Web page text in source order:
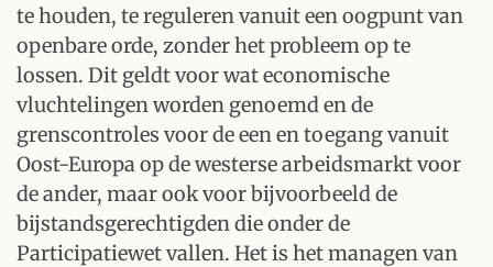
te houden, te reguleren vanuit een oogpunt van
openbare orde, zonder het probleem op te
lossen. Dit geldt voor wat economische
vluchtelingen worden genoemd en de
grenscontroles voor de een en toegang vanuit
Oost-Europa op de westerse arbeidsmarkt voor
de ander, maar ook voor bijvoorbeeld de
bijstandsgerechtigden die onder de
Participatiewet vallen. Het is het managen van